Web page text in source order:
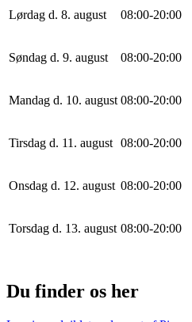
Lørdag d. 8. august 08:00-20:00
Søndag d. 9. august 08:00-20:00
Mandag d. 10. august 08:00-20:00
Tirsdag d. 11. august 08:00-20:00
Onsdag d. 12. august 08:00-20:00
Torsdag d. 13. august 08:00-20:00
Du finder os her